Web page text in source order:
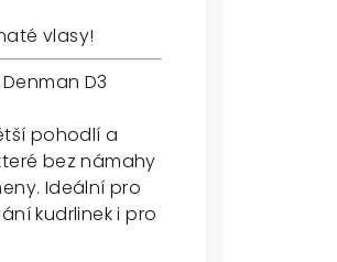
vlasy!
D3
pohodlí a
bez námahy
Ideální pro
kudrlinek i pro